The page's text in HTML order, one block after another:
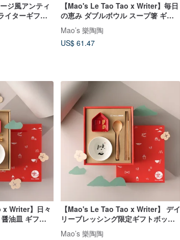
ジ風アンティ
イターギフト
生日プレゼン
【Mao's Le Tao Tao x Writer】毎日
の恵み ダブルボウル スープ箸 ギフ
トボックスセット
Mao’s 樂陶陶
US$ 61.47
x Writer】日々
油皿 ギフト
【Mao's Le Tao Tao x Writer】 デイ
リーブレッシング限定ギフトボック
スセット
Mao’s 樂陶陶